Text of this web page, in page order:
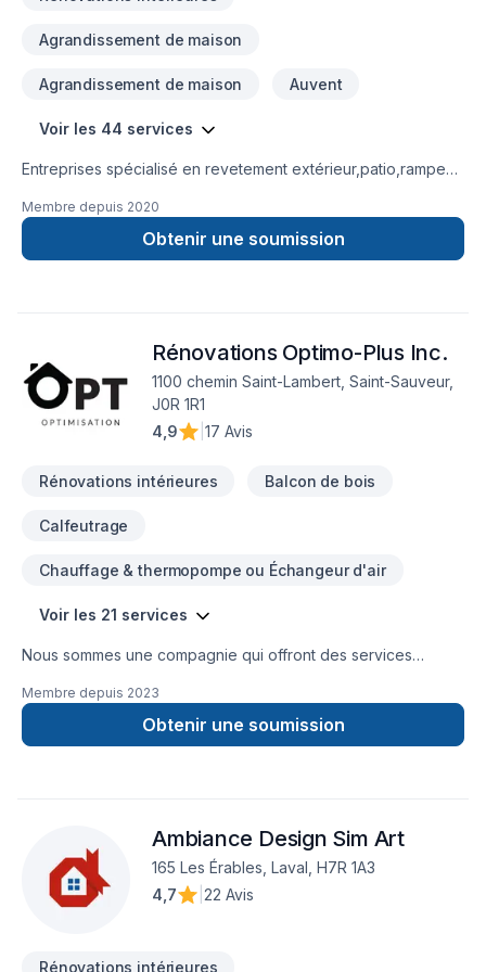
Agrandissement de maison
Agrandissement de maison Auvent
Voir les 44 services
Entreprises spécialisé en revetement extérieur,patio,rampe
Membre depuis 2020
Obtenir une soumission
Rénovations Optimo-Plus Inc.
1100 chemin Saint-Lambert, Saint-Sauveur,
J0R 1R1
4,9
17 Avis
Rénovations intérieures Balcon de bois
Calfeutrage
Chauffage & thermopompe ou Échangeur d'air
Voir les 21 services
Nous sommes une compagnie qui offront des services
comfort pour votre maison.
Membre depuis 2023
Obtenir une soumission
Ambiance Design Sim Art
165 Les Érables, Laval, H7R 1A3
4,7
22 Avis
Rénovations intérieures